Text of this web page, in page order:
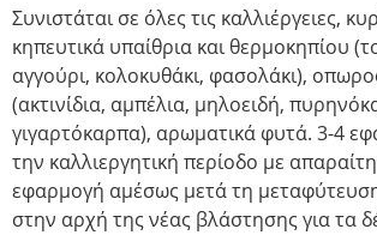
Συνιστάται σε όλες τις καλλιέργειες,
κηπευτικά υπαίθρια και θερμοκηπίου
αγγούρι, κολοκυθάκι, φασολάκι),
(ακτινίδια, αμπέλια, μηλοειδή,
γιγαρτόκαρπα), αρωματικά φυτά. 3-4
την καλλιεργητική περίοδο με
εφαρμογή αμέσως μετά τη
στην αρχή της νέας βλάστησης για τα